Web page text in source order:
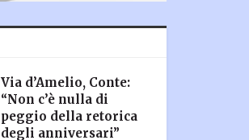
Via d’Amelio, Conte:
“Non c’è nulla di
peggio della retorica
degli anniversari”